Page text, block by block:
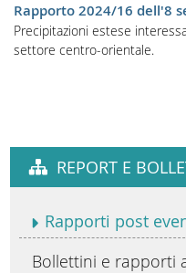
Rapporto 2024/16 dell'8
Precipitazioni estese
settore centro-orientale.
REPORT E
Rapporti post
Bollettini e rapporti